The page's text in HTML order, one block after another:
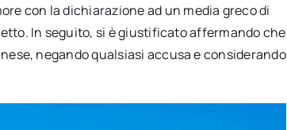
con la dichiarazione ad un media greco di
In seguito, si è giustificato affermando che
negando qualsiasi accusa e considerando